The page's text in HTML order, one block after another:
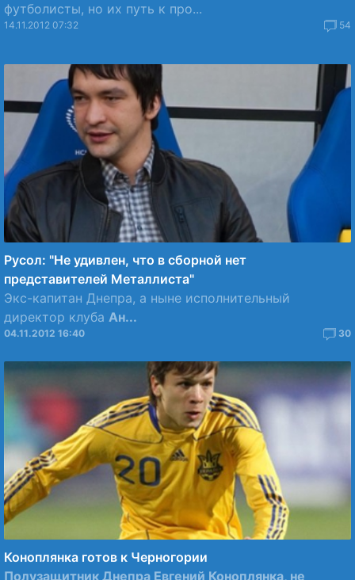
футболисты, но их путь к про...
14.11.2012 07:32 54
Русол: "Не удивлен, что в сборной нет
представителей Металлиста"
Экс-капитан Днепра, а ныне исполнительный
директор клуба Ан...
04.11.2012 16:40 30
Коноплянка готов к Черногории
Полузащитник Днепра Евгений Коноплянка, не